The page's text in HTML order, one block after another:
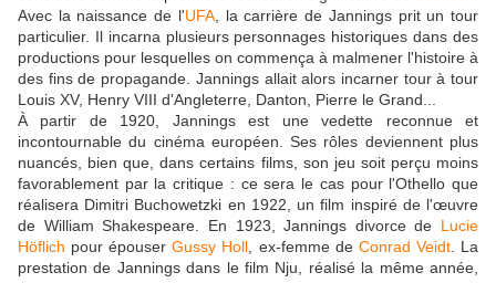
Avec la naissance de l'UFA, la carrière de Jannings prit un tour
particulier. Il incarna plusieurs personnages historiques dans des
productions pour lesquelles on commença à malmener l'histoire à
des fins de propagande. Jannings allait alors incarner tour à tour
Louis XV, Henry VIII d'Angleterre, Danton, Pierre le Grand...
À partir de 1920, Jannings est une vedette reconnue et
incontournable du cinéma européen. Ses rôles deviennent plus
nuancés, bien que, dans certains films, son jeu soit perçu moins
favorablement par la critique : ce sera le cas pour l'Othello que
réalisera Dimitri Buchowetzki en 1922, un film inspiré de l'œuvre
de William Shakespeare. En 1923, Jannings divorce de Lucie
Höflich pour épouserGussy Holl, ex-femme de Conrad Veidt. La
prestation de Jannings dans le film Nju, réalisé la même année,